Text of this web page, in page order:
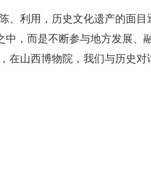
、利用，历史文化遗产的面目
中，而是不断参与地方发展
在山西博物院，我们与历史对